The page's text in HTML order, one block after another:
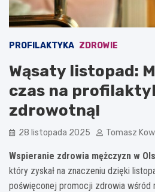
PROFILAKTYKA ZDROWIE
Wąsaty listopad:
czas na
zdrowotną!
28 listopada 2025 Tomasz
Wspieranie zdrowia mężczyzn w
który zyskał na znaczeniu dzięki
poświęconej promocji zdrowia wśród